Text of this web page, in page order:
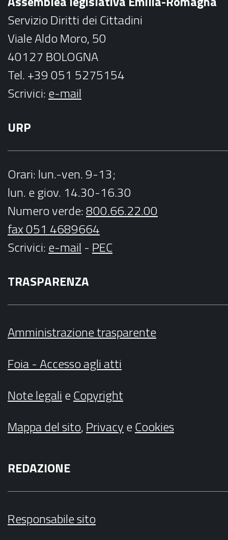
k
a
m
Servizio Diritti dei Cittadini
Viale Aldo Moro, 50
40127 BOLOGNA
Tel. +39 051 5275154
Scrivici:e-mail
URP
Orari: lun.-ven. 9-13;
lun. e giov. 14.30-16.30
Numero verde:800.66.22.00
fax 051 4689664
Scrivici:e-mail - PEC
TRASPARENZA
Amministrazione trasparente
Foia - Accesso agli atti
Note legalieCopyright
Mappa del sito,PrivacyeCookies
REDAZIONE
Responsabile sito